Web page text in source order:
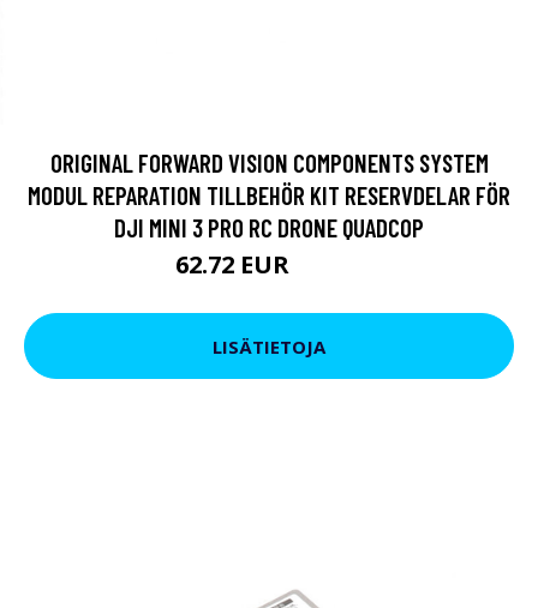
ORIGINAL FORWARD VISION COMPONENTS SYSTEM
MODUL REPARATION TILLBEHÖR KIT RESERVDELAR FÖR
DJI MINI 3 PRO RC DRONE QUADCOP
62.72 EUR
LISÄTIETOJA